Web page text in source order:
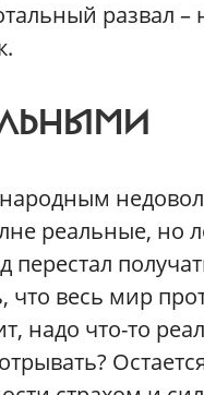
развал
реальные, но
что весь мир
надо что-то